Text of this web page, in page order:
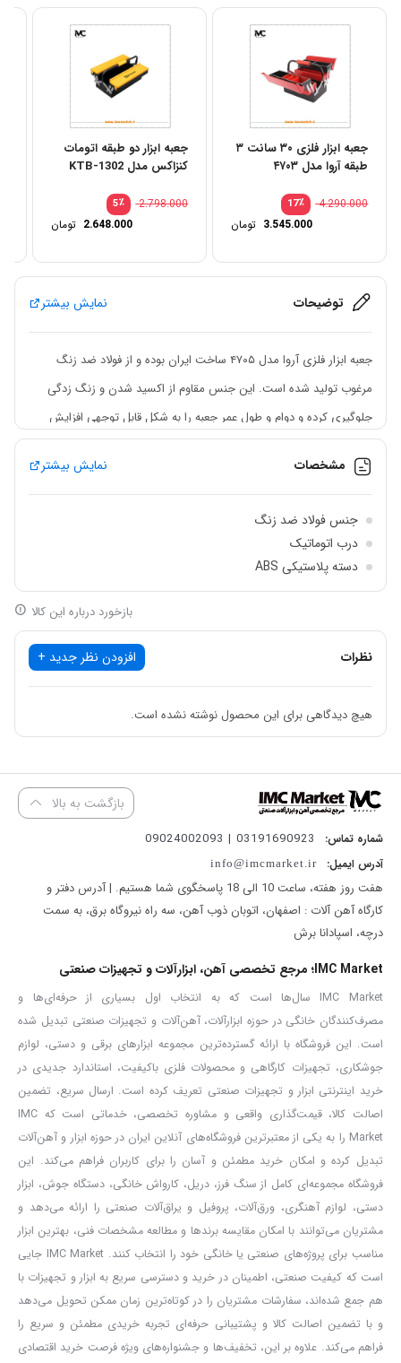
جعبه ابزار فلزی ۳۰ سانت ۳
طبقه آروا مدل ۴۷۰۳
٪17
4.290.000
3.545.000 تومان
جعبه ابزار دو طبقه اتومات
کنزاکس مدل KTB-1302
٪5
2.798.000
2.648.000 تومان
توضیحات نمایش بیشتر
جعبه ابزار فلزی آروا مدل ۴۷۰۵ ساخت ایران بوده و از فولاد ضد زنگ
مرغوب تولید شده است. این جنس مقاوم از اکسید شدن و زنگ زدگی
جلوگیری کرده و دوام و طول عمر جعبه را به شکل قابل توجهی افزایش
ویژگی‌های برجسته
جنس فولاد ضد زنگ:
درب اتوماتیک:امکان باز و بسته شدن آسان و سریع طبقات
طراحی ارگونومیک و مقاوم برای حمل راحت
این جعبه ابزار دو طبقه با طراحی ویژه و کیفیت ساخت بالا، گزینه‌ای
مناسب برای تکنسین‌ها، تعمیرکاران و هر فردی است که به دنبال ابزاری
مقاوم و کارآمد برای نگهداری ابزارهای خود می‌باشد.
مشخصات نمایش بیشتر
جنس فولاد ضد زنگ
درب اتوماتیک
دسته پلاستیکی ABS
طراحی دو طبقه
بازخورد درباره این کالا
نظرات افزودن نظر جدید +
هیچ دیدگاهی برای این محصول نوشته نشده است.
بازگشت به بالا
شماره تماس: 03191690923 | 09024002093
آدرس ایمیل: info@imcmarket.ir
هفت روز هفته، ساعت 10 الی 18 پاسخگوی شما هستیم. | آدرس دفتر و
کارگاه آهن آلات : اصفهان، اتوبان ذوب آهن، سه راه نیروگاه برق، به سمت
درچه، اسپادانا برش
IMC Market؛ مرجع تخصصی آهن، ابزارآلات و تجهیزات صنعتی
IMC Market سال‌ها است که به انتخاب اول بسیاری از حرفه‌ای‌ها و
مصرف‌کنندگان خانگی در حوزه ابزارآلات، آهن‌آلات و تجهیزات صنعتی تبدیل شده
است. این فروشگاه با ارائه گسترده‌ترین مجموعه ابزارهای برقی و دستی، لوازم
جوشکاری، تجهیزات کارگاهی و محصولات فلزی باکیفیت، استاندارد جدیدی در
خرید اینترنتی ابزار و تجهیزات صنعتی تعریف کرده است. ارسال سریع، تضمین
اصالت کالا، قیمت‌گذاری واقعی و مشاوره تخصصی، خدماتی است که IMC
Market را به یکی از معتبرترین فروشگاه‌های آنلاین ایران در حوزه ابزار و آهن‌آلات
تبدیل کرده و امکان خرید مطمئن و آسان را برای کاربران فراهم می‌کند. این
فروشگاه مجموعه‌ای کامل از سنگ فرز، دریل، کارواش خانگی، دستگاه جوش، ابزار
دستی، لوازم آهنگری، ورق‌آلات، پروفیل و یراق‌آلات صنعتی را ارائه می‌دهد و
مشتریان می‌توانند با امکان مقایسه برندها و مطالعه مشخصات فنی، بهترین ابزار
مناسب برای پروژه‌های صنعتی یا خانگی خود را انتخاب کنند. IMC Market جایی
است که کیفیت صنعتی، اطمینان در خرید و دسترسی سریع به ابزار و تجهیزات با
هم جمع شده‌اند، سفارشات مشتریان را در کوتاه‌ترین زمان ممکن تحویل می‌دهد
و با تضمین اصالت کالا و پشتیبانی حرفه‌ای تجربه خریدی مطمئن و سریع را
فراهم می‌کند. علاوه بر این، تخفیف‌ها و جشنواره‌های ویژه فرصت خرید اقتصادی